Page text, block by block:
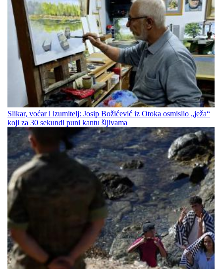
Slikar, voćar i izumitelj: Josip Božićević iz Otoka osmislio „ježa“
koji za 30 sekundi puni kantu šljivama